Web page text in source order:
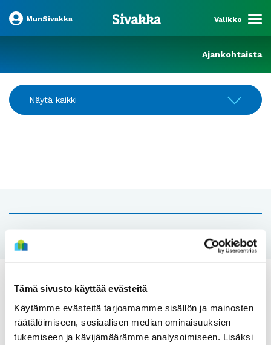
Tämä sivusto käyttää evästeitä
Käytämme evästeitä tarjoamamme sisällön ja mainosten
räätälöimiseen, sosiaalisen median ominaisuuksien
tukemiseen ja kävijämäärämme analysoimiseen. Lisäksi
MunSivakka Valikko
Ajankohtaista
Näytä kaikki
Arkistot
elokuu 2026
heinäkuu 2026